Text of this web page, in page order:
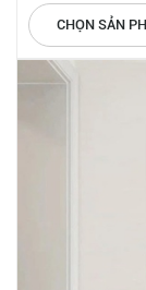
CHỌN SẢN